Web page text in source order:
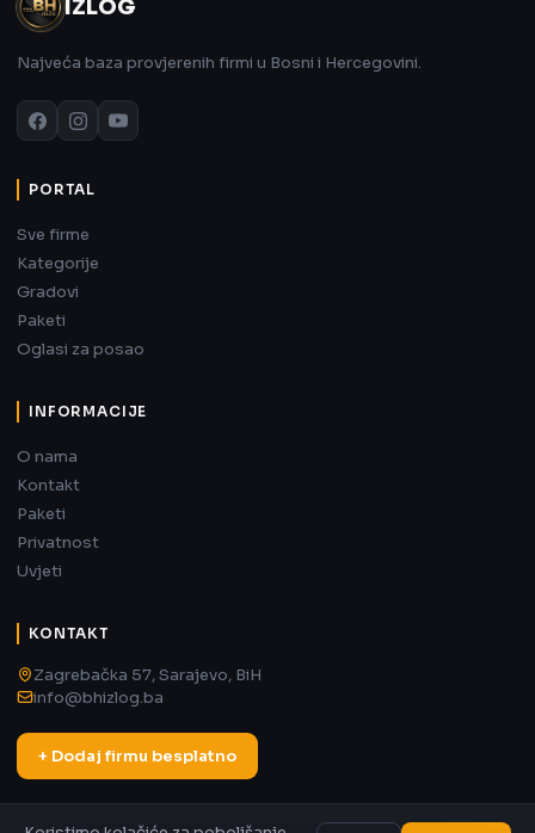
IZLOG
Najveća baza provjerenih firmi u Bosni i Hercegovini.
PORTAL
Sve firme
Kategorije
Gradovi
Paketi
Oglasi za posao
INFORMACIJE
O nama
Kontakt
Paketi
Privatnost
Uvjeti
KONTAKT
Zagrebačka 57, Sarajevo, BiH
info@bhizlog.ba
+ Dodaj firmu besplatno